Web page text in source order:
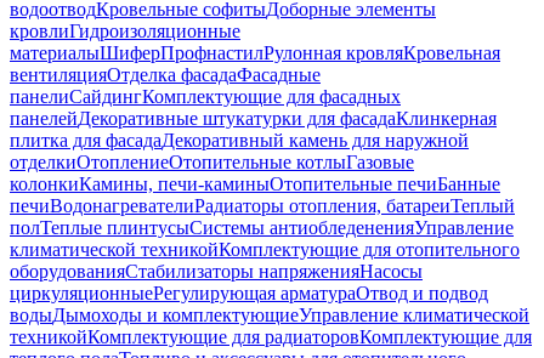
водоотводКровельные софитыДоборные элементы
кровлиГидроизоляционные
материалыШиферПрофнастилРулонная кровляКровельная
вентиляцияОтделка фасадаФасадные
панелиСайдингКомплектующие для фасадных
панелейДекоративные штукатурки для фасадаКлинкерная
плитка для фасадаДекоративный камень для наружной
отделкиОтоплениеОтопительные котлыГазовые
колонкиКамины, печи-каминыОтопительные печиБанные
печиВодонагревателиРадиаторы отопления, батареиТеплый
полТеплые плинтусыСистемы антиобледененияУправление
климатической техникойКомплектующие для отопительного
оборудованияСтабилизаторы напряженияНасосы
циркуляционныеРегулирующая арматураОтвод и подвод
водыДымоходы и комплектующиеУправление климатической
техникойКомплектующие для радиаторовКомплектующие для